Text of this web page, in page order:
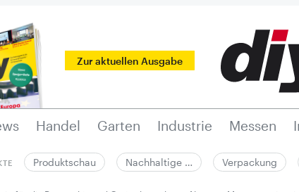
Zur aktuellen Ausgabe
Handel Garten Industrie Messen
Produktschau Nachhaltige … Verpackung